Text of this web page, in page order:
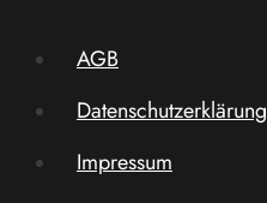
AGB
Datenschutzerklärung
Impressum